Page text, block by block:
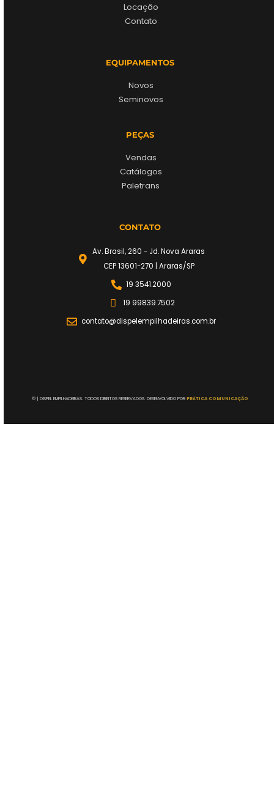
Locação
Contato
EQUIPAMENTOS
Novos
Seminovos
PEÇAS
Vendas
Catálogos
Paletrans
CONTATO
Av. Brasil, 260 - Jd. Nova Araras
CEP 13601-270 | Araras/SP
19 3541.2000
19 99839.7502
contato@dispelempilhadeiras.com.br
© | DISPEL EMPILHADEIRAS. TODOS DIREITOS RESERVADOS. DESENVOLVIDO PORPRÁTICA COMUNICAÇÃO